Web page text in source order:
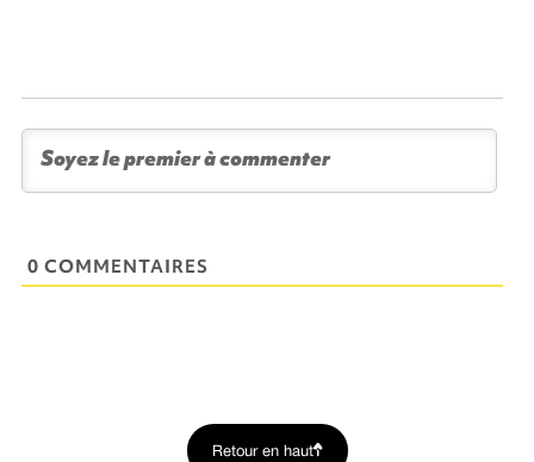
0 COMMENTAIRES
Retour en haut